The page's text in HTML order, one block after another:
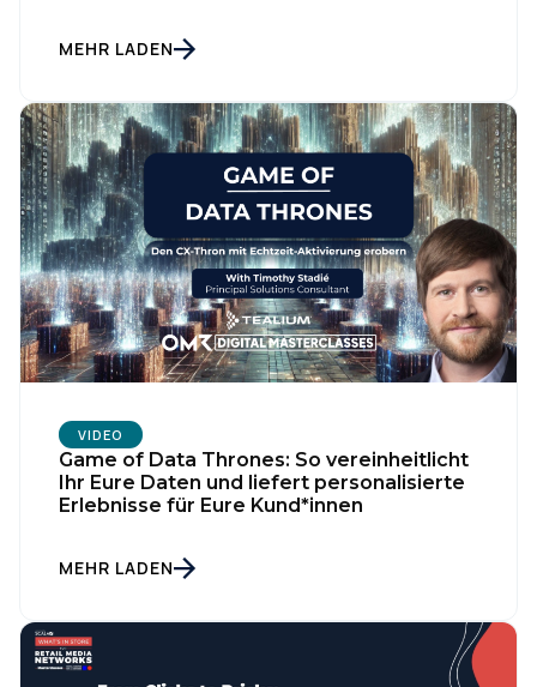
MEHR LADEN
VIDEO
Game of Data Thrones: So vereinheitlicht
Ihr Eure Daten und liefert personalisierte
Erlebnisse für Eure Kund*innen
MEHR LADEN